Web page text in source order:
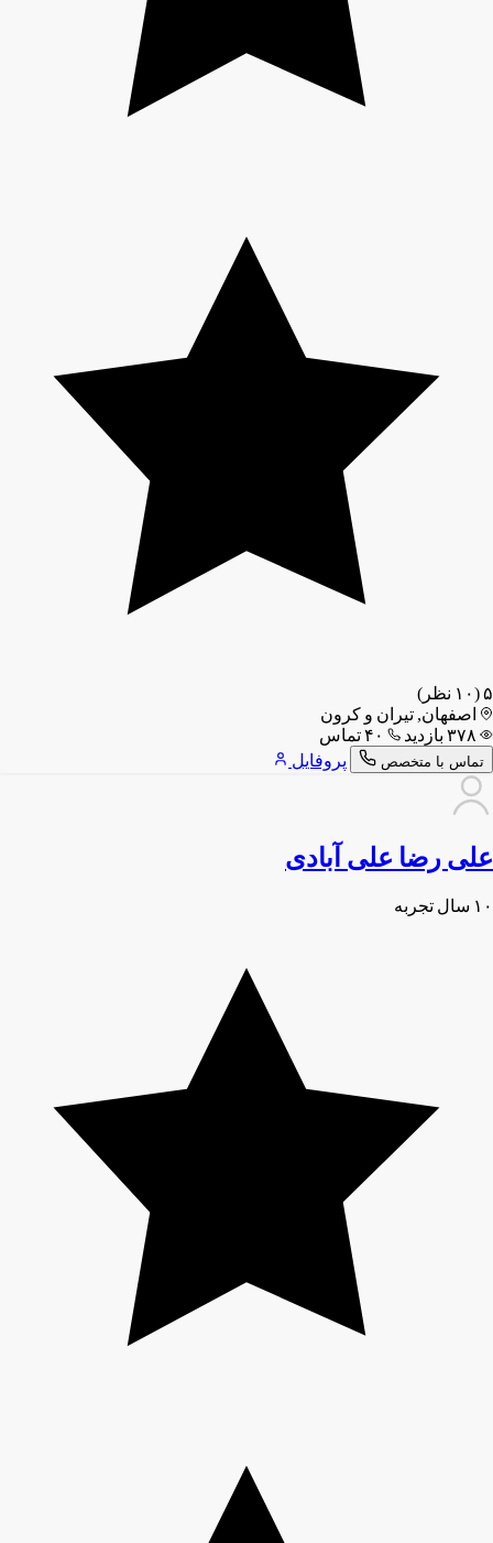
۵(۱۰ نظر)
اصفهان, تیران و کرون
تماس با متخصص پروفایل
علی رضا علی آبادی
۱۰ سال تجربه